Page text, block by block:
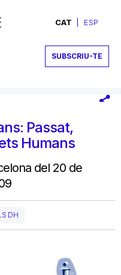
CAT ESP
SUBSCRIU-TE
Passat,
Humans
del 20 de
DH